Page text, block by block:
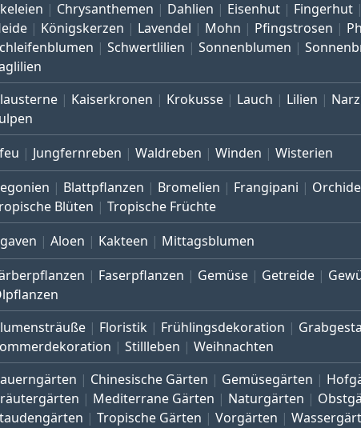
Chrysanthemen Dahlien Eisenhut Fingerhut
Königskerzen Lavendel Mohn Pfingstrosen
Schwertlilien Sonnenblumen
Kaiserkronen Krokusse Lauch Lilien
Jungfernreben Waldreben Winden Wisterien
Blattpflanzen Bromelien Frangipani
Blüten
Tropische Früchte
Aloen Kakteen Mittagsblumen
Faserpflanzen Gemüse Getreide
Floristik Frühlingsdekoration
Stillleben Weihnachten
Chinesische Gärten Gemüsegärten
Mediterrane Gärten Naturgärten
Tropische Gärten Vorgärten